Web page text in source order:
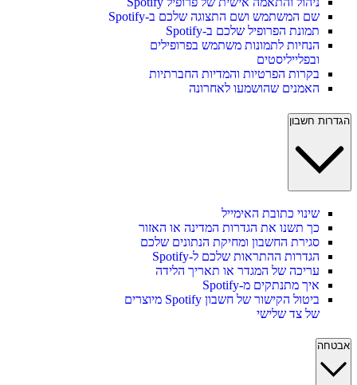
שם המשתמש ושם התצוגה שלכם ב-Spotify
תמונת הפרופיל שלכם ב-Spotify
הנחיות לתמונות משתמש בפרופילים
ובפלייליסטים
בקרות הפרטיות והמדיות החברתיות
האמנים שהושמעו לאחרונה
הגדרות חשבון
שינוי כתובת האימייל
כך תשנו את הגדרות המדינה או האזור
סגירת החשבון ומחיקת הנתונים שלכם
הגדרות ההתראות שלכם ל-Spotify
עריכה של המגדר או תאריך הלידה
איך מתנתקים מ-Spotify
ביטול הקישור של חשבון Spotify מיוצרים
של צד שלישי
אבטחה